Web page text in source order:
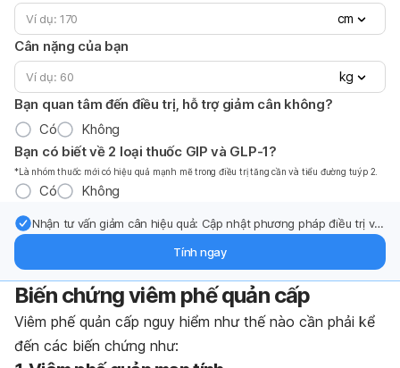
cm
Cân nặng của bạn
kg
Bạn quan tâm đến điều trị, hỗ trợ giảm cân không?
Có
Không
Bạn có biết về 2 loại thuốc GIP và GLP-1?
*Là nhóm thuốc mới có hiệu quả mạnh mẽ trong điều trị tăng cần và tiểu đường tuýp 2.
Có Không
Nhận tư vấn giảm cân hiệu quả: Cập nhật phương pháp điều trị và
Tính ngay
Biến chứng viêm phế quản cấp
Viêm phế quản cấp nguy hiểm như thế nào cần phải kể
đến các biến chứng như: